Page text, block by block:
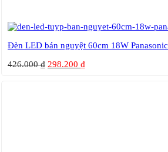
Đèn LED bán nguyệt 60cm 18W Panasonic
426.000₫ 298.200 ₫